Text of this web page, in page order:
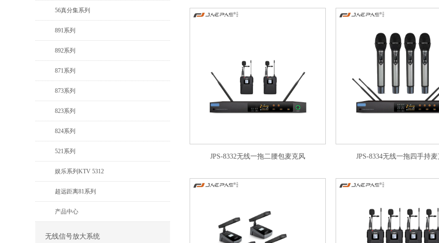
56真分集系列
891系列
892系列
871系列
873系列
823系列
824系列
521系列
娱乐系列KTV 5312
超远距离81系列
产品中心
无线信号放大系统
JPS-8332无线一拖二腰包麦克风 JPS-8334无线一拖四手持